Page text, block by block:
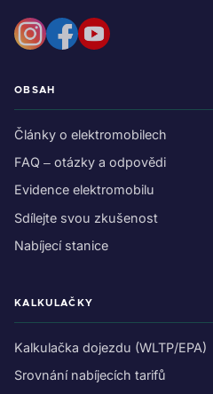
OBSAH
Články o elektromobilech
FAQ – otázky a odpovědi
Evidence elektromobilu
Sdílejte svou zkušenost
Nabíjecí stanice
KALKULAČKY
Kalkulačka dojezdu (WLTP/EPA)
Srovnání nabíjecích tarifů